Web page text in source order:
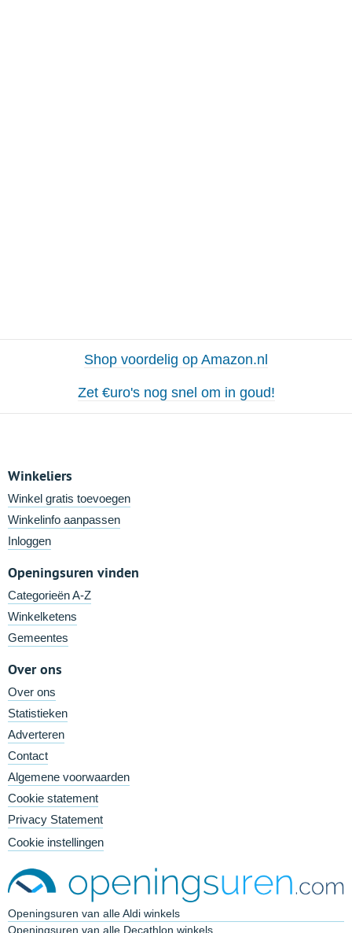
Shop voordelig op Amazon.nl
Zet €uro's nog snel om in goud!
Winkeliers
Winkel gratis toevoegen
Winkelinfo aanpassen
Inloggen
Openingsuren vinden
Categorieën A-Z
Winkelketens
Gemeentes
Over ons
Over ons
Statistieken
Adverteren
Contact
Algemene voorwaarden
Cookie statement
Privacy Statement
Cookie instellingen
Openingsuren van alle Aldi winkels
Openingsuren van alle Decathlon winkels